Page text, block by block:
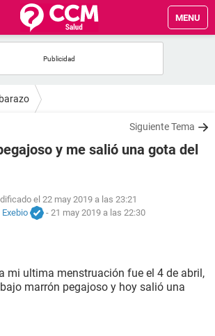
MENU
Siguiente Tema
y me salió una gota del
el 22 may 2019 a las 23:21
Exebio
- 21 may 2019 a las 22:30
mi ultima menstruación fue el 4 de abril,
marrón pegajoso y hoy salió una